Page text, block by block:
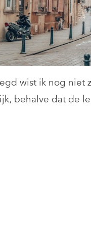
wist ik nog niet
behalve dat de